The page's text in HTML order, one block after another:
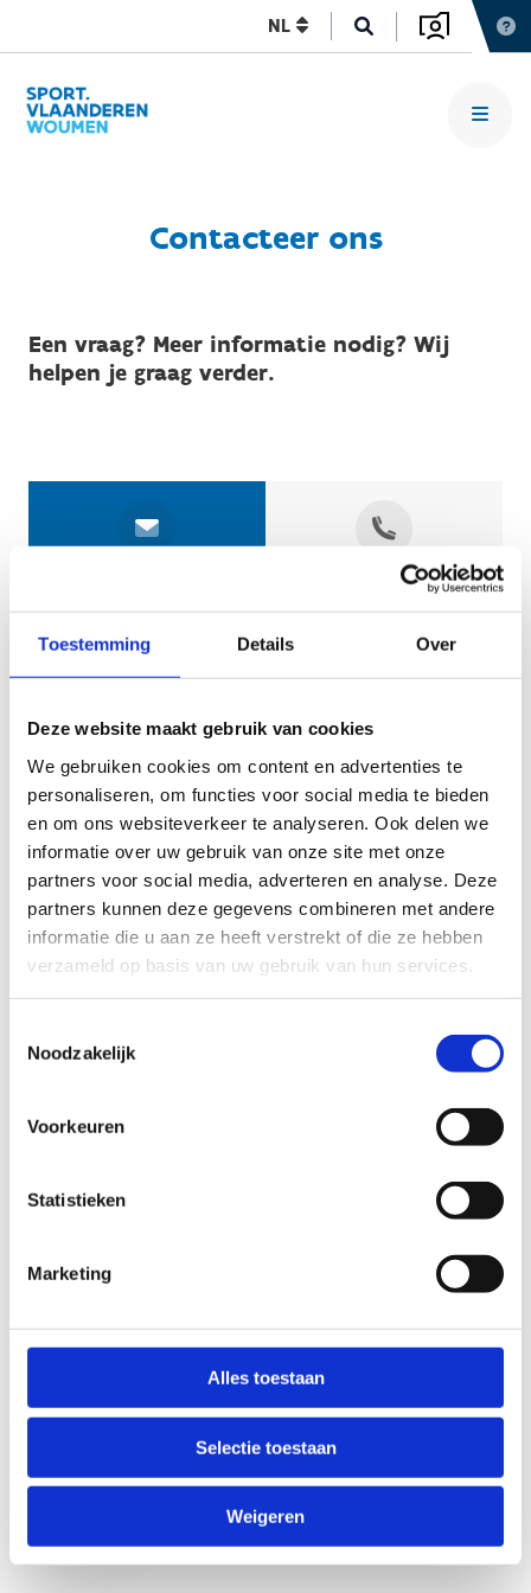
Toestemming Details Over
Deze website maakt gebruik van cookies
We gebruiken cookies om content en advertenties te
personaliseren, om functies voor social media te bieden
en om ons websiteverkeer te analyseren. Ook delen we
informatie over uw gebruik van onze site met onze
partners voor social media, adverteren en analyse. Deze
partners kunnen deze gegevens combineren met andere
informatie die u aan ze heeft verstrekt of die ze hebben
verzameld op basis van uw gebruik van hun services.
Noodzakelijk
Voorkeuren
Statistieken
Marketing
Alles toestaan
Selectie toestaan
Weigeren
NL
Contacteer ons
Een vraag? Meer informatie nodig? Wij
helpen je graag verder.
Geef aan tot welk domein jouw vraag behoort
KIES EEN DOMEIN
Jouw vraag
Anti-Robot Verification
Click to start verification
Verzend